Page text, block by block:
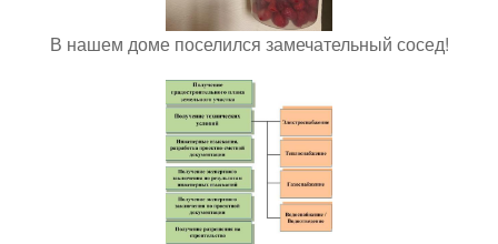
В нашем доме поселился замечательный сосед!